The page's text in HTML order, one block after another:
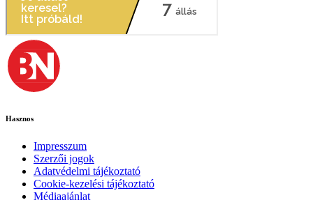
Hasznos
Impresszum
Szerzői jogok
Adatvédelmi tájékoztató
Cookie-kezelési tájékoztató
Médiaajánlat